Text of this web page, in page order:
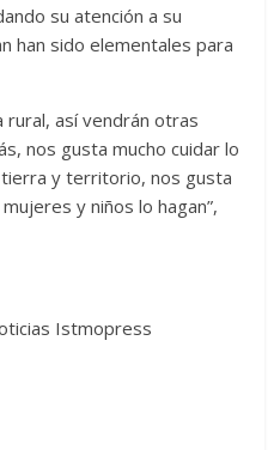
su atención a su
han sido elementales para
rural, así vendrán otras
nos gusta mucho cuidar lo
y territorio, nos gusta
y niños lo hagan”,
Istmopress